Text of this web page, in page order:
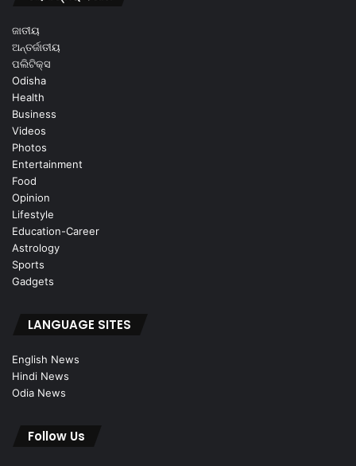
ଜାତୀୟ
ଅନ୍ତର୍ଜାତୀୟ
ପଲିଟିକ୍ସ
Odisha
Health
Business
Videos
Photos
Entertainment
Food
Opinion
Lifestyle
Education-Career
Astrology
Sports
Gadgets
LANGUAGE SITES
English News
Hindi News
Odia News
Follow Us